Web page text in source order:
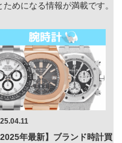
めになる情報が満載です。
2025年最新】ブランド時計買